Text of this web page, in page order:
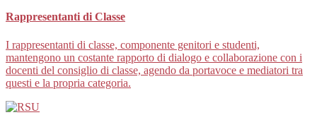
Rappresentanti di Classe
I rappresentanti di classe, componente genitori e studenti,
mantengono un costante rapporto di dialogo e collaborazione con i
docenti del consiglio di classe, agendo da portavoce e mediatori tra
questi e la propria categoria.